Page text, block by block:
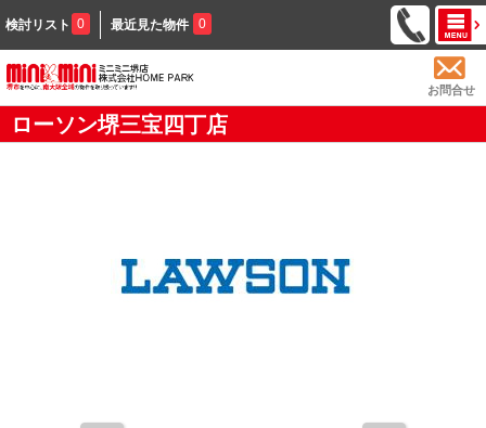
検討リスト 0 最近見た物件 0
お問合せ
ローソン堺三宝四丁店